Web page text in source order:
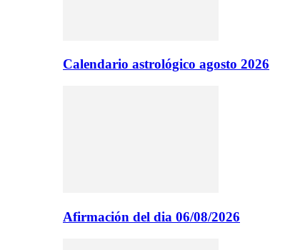
Calendario astrológico agosto 2026
Afirmación del dia 06/08/2026